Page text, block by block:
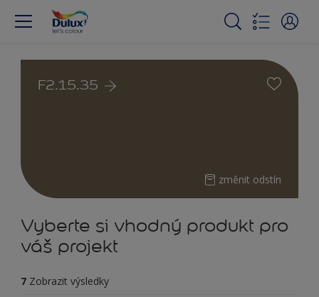
F2.15.35
změnit odstín
Vyberte si vhodný produkt pro
váš projekt
7 Zobrazit výsledky